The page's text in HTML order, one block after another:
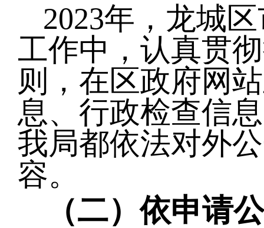
2023年， 龙城 区
工作中，认真贯
则， 在区政府网
息、行政检查信
我局都依法对外
容。
（二）依申请